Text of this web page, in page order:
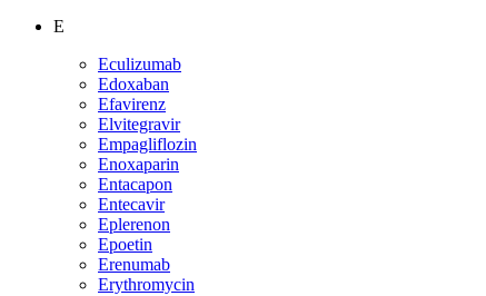
E
Eculizumab
Edoxaban
Efavirenz
Elvitegravir
Empagliflozin
Enoxaparin
Entacapon
Entecavir
Eplerenon
Epoetin
Erenumab
Erythromycin